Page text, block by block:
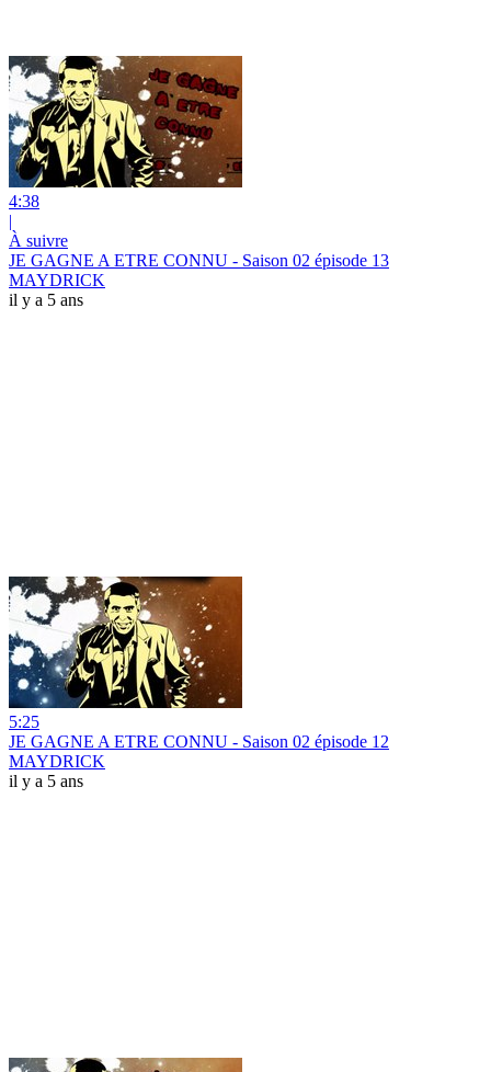
4:38
|
À suivre
JE GAGNE A ETRE CONNU - Saison 02 épisode 13
MAYDRICK
il y a 5 ans
5:25
JE GAGNE A ETRE CONNU - Saison 02 épisode 12
MAYDRICK
il y a 5 ans